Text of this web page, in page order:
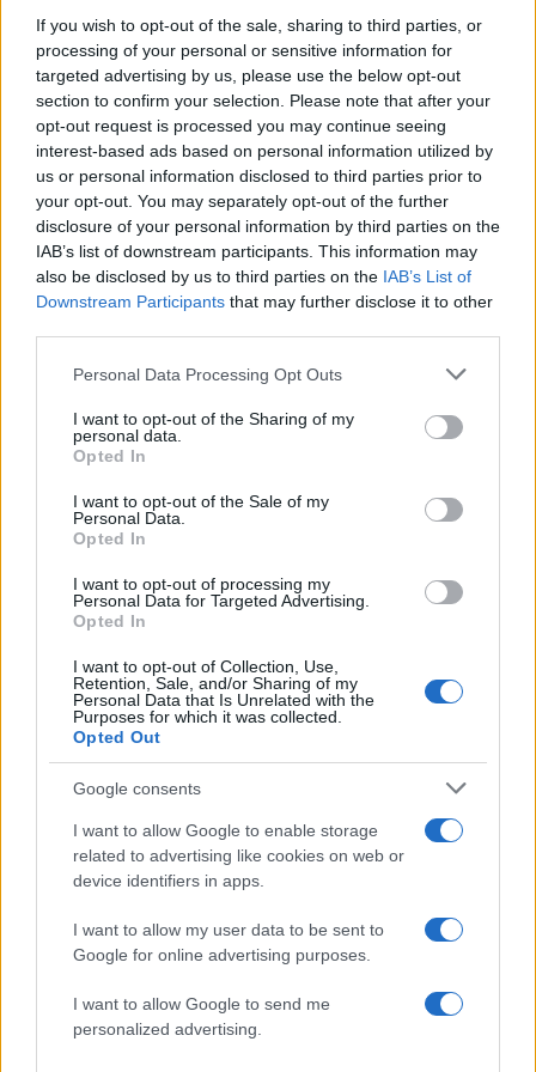
If you wish to opt-out of the sale, sharing to third parties, or
processing of your personal or sensitive information for
targeted advertising by us, please use the below opt-out
section to confirm your selection. Please note that after your
opt-out request is processed you may continue seeing
interest-based ads based on personal information utilized by
us or personal information disclosed to third parties prior to
your opt-out. You may separately opt-out of the further
disclosure of your personal information by third parties on the
IAB’s list of downstream participants. This information may
also be disclosed by us to third parties on the IAB’s List of
Downstream Participants that may further disclose it to other
Please note that this website/app uses one or more Google
not limited to your visit or usage behaviour. You may click to
grant or deny consent to Google and its third-party tags to
use your data for below specified purposes in below Google
consent section.
Personal Data Processing Opt Outs
I want to opt-out of the Sharing of my
personal data.
Opted In
I want to opt-out of the Sale of my
Personal Data.
Opted In
I want to opt-out of processing my
Personal Data for Targeted Advertising.
Opted In
I want to opt-out of Collection, Use,
Retention, Sale, and/or Sharing of my
Personal Data that Is Unrelated with the
Purposes for which it was collected.
Opted Out
Google consents
I want to allow Google to enable storage
related to advertising like cookies on web or
device identifiers in apps.
I want to allow my user data to be sent to
Google for online advertising purposes.
I want to allow Google to send me
personalized advertising.
ΒΙΚΤΟΡ ΟΡΜΠΑΝ
ΒΟΛΟΝΤΙΜΙΡ ΖΕΛΕΝΣΚΙ
ΟΥΓΓΑΡΙΑ
ΣΥΝΟΔΟΣ ΚΟΡΥΦΗΣ
Share:
Ακολουθήστε το Νewsit.gr στοGoogle Newsκαι
ενημερωθείτε πρώτοι για όλη την ειδησεογραφία και τα
τελευταία νέατης ημέρας
Κουβαρά: Παραδόθηκαν στις φλόγες
κτηνοτροφικές μονάδες – Εκκενώθηκε ο
Άγιος Στυλιανός
Η Μαρία Καρυστιανού απαντά για τις
μαζικές αποχωρήσεις: Είχαμε αντιληφθεί
το παρακίνημα, ο Θανάσης Αυγερινός μας
Δήμητρα Αλεξανδράκη σε Ιωάννα Τούνη:
«Χρόνια πολλά, να περάσεις τέλεια στις
Γιώργος Κοντογιάννης: «Ο Μάρκος
Σεφερλής είναι περήφανος για μένα που
είμαι εργατικός»
Σκιάθος: Τουρίστες και βαλίτσες
παρασύρονται από τουρμπίνες αεροπλάνου
Πιο σχολιασμένα
Μετέτρεψαν το Σαρακήνικο της Μήλου
σε ελικοδρόμιο – «Πάρκαραν» το
ελικόπτερο τους για να κάνουν μπάνιο
Στην Κρήτη ο Κυριάκος Μητσοτάκης,
συνεχίζει τις ολιγοήμερες διακοπές του –
Πού βρέθηκε το Σάββατο